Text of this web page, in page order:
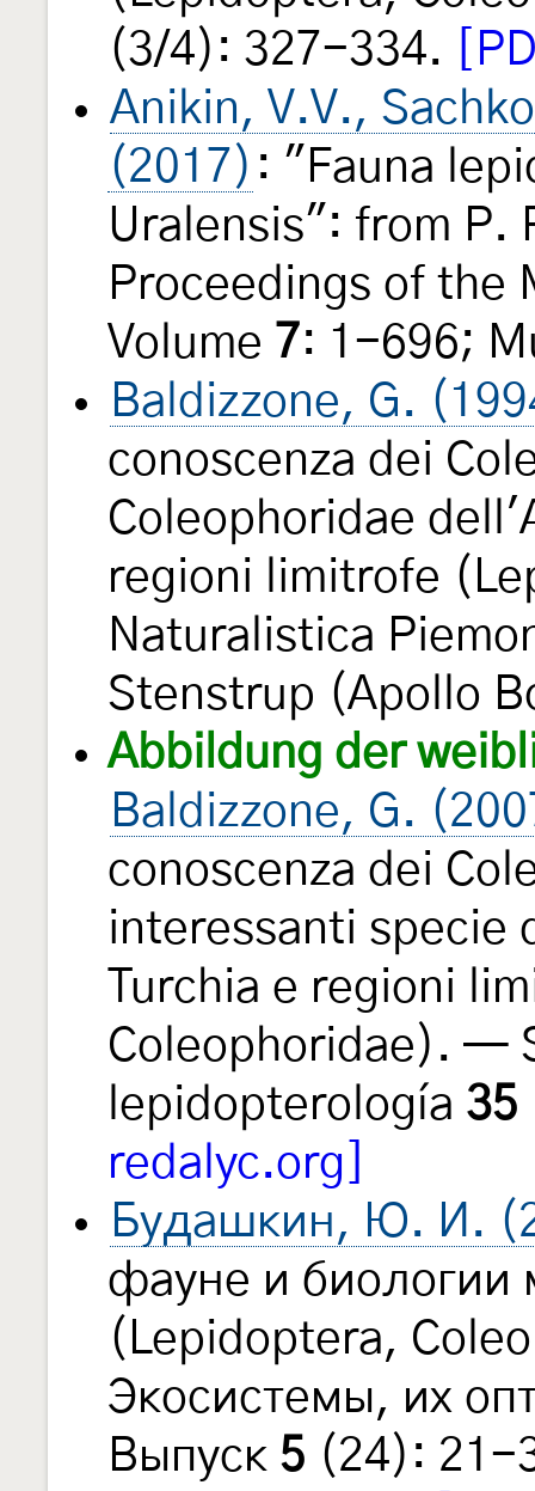
(3/4): 327-334.
Anikin, V.V.,
(2017) : "Fauna
Uralensis": from P.
Proceedings of the
Volume 7: 1-696;
Baldizzone, G.
conoscenza dei
Coleophoridae
regioni limitrofe
Naturalistica
Stenstrup (Apollo
Abbildung der
Baldizzone, G.
conoscenza dei
interessanti specie
Turchia e regioni
Coleophoridae). —
lepidopterología 35
redalyc.org]
Будашкин, Ю. И.
фауне и биологии
(Lepidoptera,
Экосистемы, их
Выпуск 5 (24): 21-